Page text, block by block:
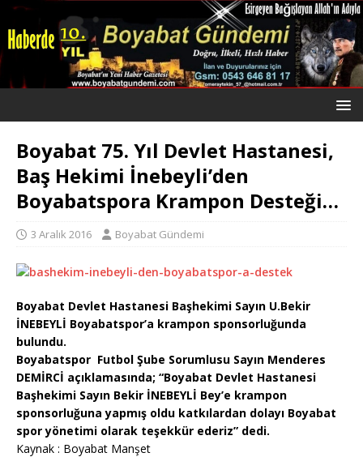
Boyabat 75. Yıl Devlet Hastanesi,
Baş Hekimi İnebeyli’den
Boyabatspora Krampon Desteği…
3 Aralık 2016 Boyabat Gündemi
Boyabat Devlet Hastanesi Başhekimi Sayın U.Bekir
İNEBEYLİ Boyabatspor’a krampon sponsorluğunda
bulundu.
Boyabatspor Futbol Şube Sorumlusu Sayın Menderes
DEMİRCİ açıklamasında; “Boyabat Devlet Hastanesi
Başhekimi Sayın Bekir İNEBEYLİ Bey’e krampon
sponsorluğuna yapmış oldu katkılardan dolayı Boyabat
spor yönetimi olarak teşekkür ederiz” dedi.
Kaynak : Boyabat Manşet